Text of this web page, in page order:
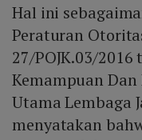
Hal ini
Peraturan
27/POJK.03/
Kemampuan
Utama Lembaga
menyatakan